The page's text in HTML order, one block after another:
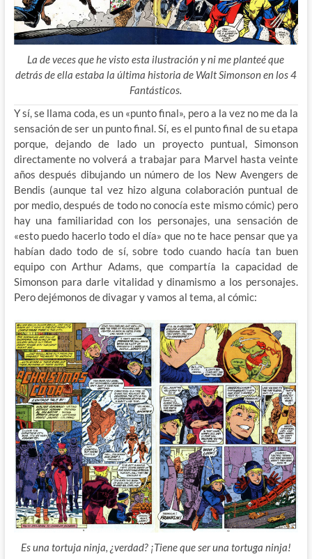
La de veces que he visto esta ilustración y ni me planteé que
detrás de ella estaba la última historia de Walt Simonson en los 4
Fantásticos.
Y sí, se llama coda, es un «punto final», pero a la vez no me da la
sensación de ser un punto final. Sí, es el punto final de su etapa
porque, dejando de lado un proyecto puntual, Simonson
directamente no volverá a trabajar para Marvel hasta veinte
años después dibujando un número de los New Avengers de
Bendis (aunque tal vez hizo alguna colaboración puntual de
por medio, después de todo no conocía este mismo cómic) pero
hay una familiaridad con los personajes, una sensación de
«esto puedo hacerlo todo el día» que no te hace pensar que ya
habían dado todo de sí, sobre todo cuando hacía tan buen
equipo con Arthur Adams, que compartía la capacidad de
Simonson para darle vitalidad y dinamismo a los personajes.
Pero dejémonos de divagar y vamos al tema, al cómic:
Es una tortuja ninja, ¿verdad? ¡Tiene que ser una tortuga ninja!